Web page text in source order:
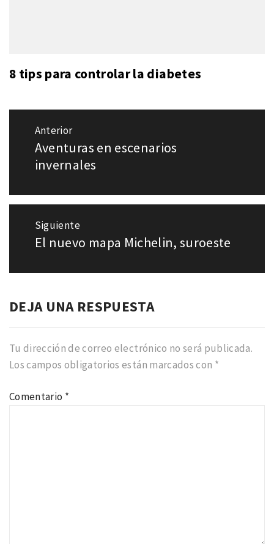
8 tips para controlar la diabetes
Navegación
entradas
Anterior
Entrada
anterior:
Aventuras en escenarios
invernales
Siguiente
Entrada
El nuevo mapa Michelin, suroeste
DEJA UNA RESPUESTA
Tu dirección de correo electrónico no será publicada.
Los campos obligatorios están marcados con *
Comentario *